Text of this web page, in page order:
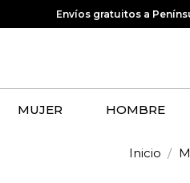
Envíos gratuitos a
MUJER HOMBRE
Inicio